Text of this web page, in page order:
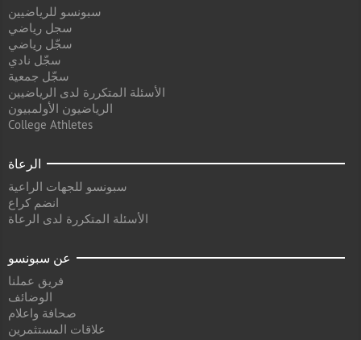
سبونسو للرياضيين
سجل رياضي
سجّل رياضي
سجّل نادي
سجّل جمعية
الأسئلة المتكررة لدى الرياضيين
الرياضيون الأولمبيون
College Athletes
الرعاة
سبونسو للجهات الراعية
انضم كراع
الأسئلة المتكررة لدى الرعاة
عن سبونسو
فريق عملنا
الوضائف
صحافة واعلام
علاقات المستثمرين